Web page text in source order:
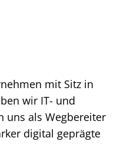
mit Sitz in
wir IT- und
uns als Wegbereiter
digital geprägte